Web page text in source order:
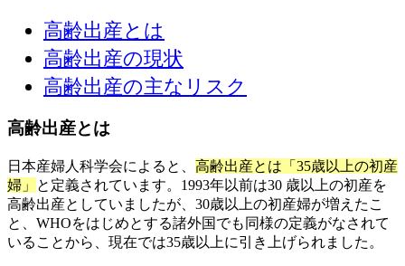
高齢出産とは
高齢出産の現状
高齢出産の主なリスク
高齢出産とは
日本産婦人科学会によると、 高齢出産とは「35歳以上の初産
婦」
と定義されています。1993年以前は30 歳以上の初産を
高齢出産としていましたが、30歳以上の初産婦が増えたこ
と、WHOをはじめとする諸外国でも同様の定義がなされて
いることから、現在では35歳以上に引き上げられました。